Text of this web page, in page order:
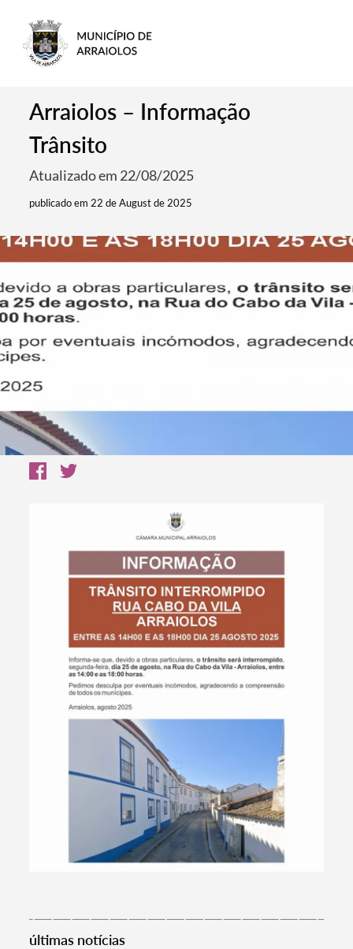
Arraiolos – Informação
Trânsito
Atualizado em 22/08/2025
publicado em 22 de August de 2025
últimas notícias